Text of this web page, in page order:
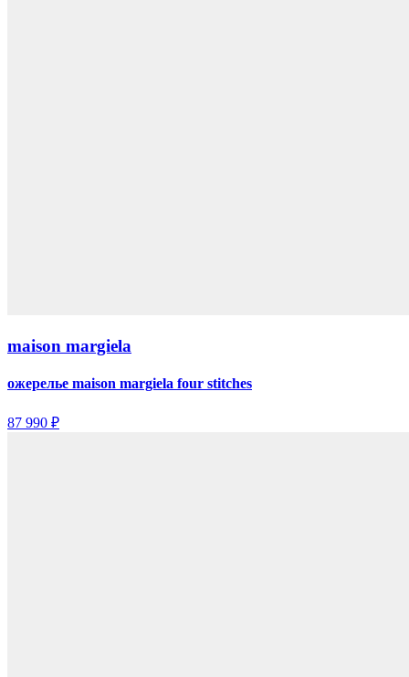
maison margiela
ожерелье maison margiela four stitches
87 990 ₽